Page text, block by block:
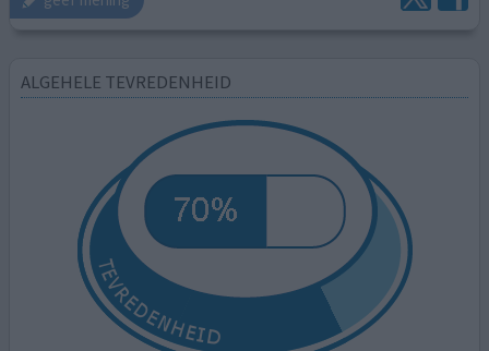
ALGEHELE TEVREDENHEID